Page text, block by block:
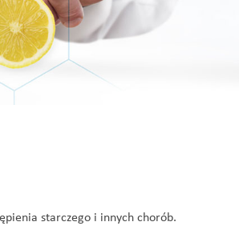
starczego i innych chorób.